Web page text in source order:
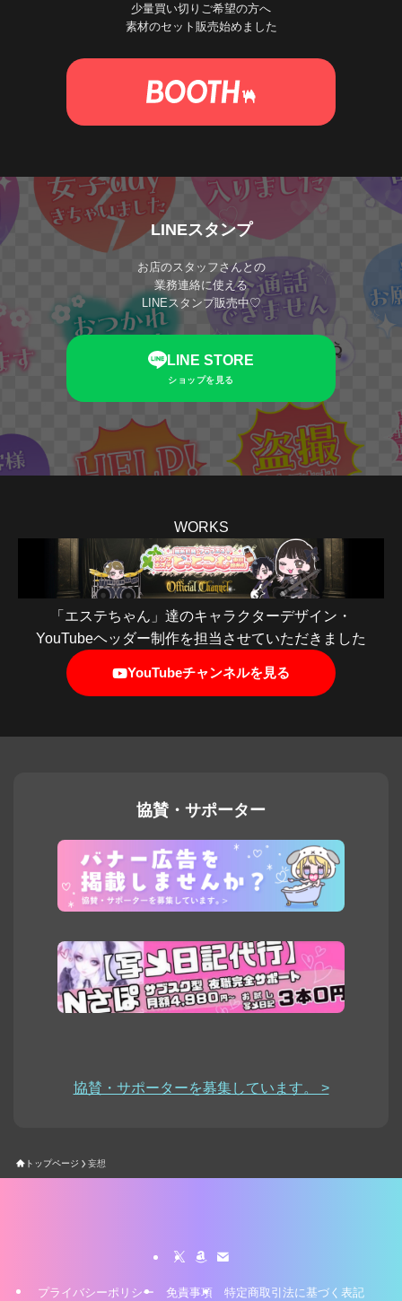
少量買い切りご希望の方へ
素材のセット販売始めました
LINEスタンプ
お店のスタッフさんとの
業務連絡に使える
LINEスタンプ販売中♡
LINE STORE
ショップを見る
WORKS
「エステちゃん」達のキャラクターデザイン・
YouTubeヘッダー制作を担当させていただきました
YouTubeチャンネルを見る
協賛・サポーター
協賛・サポーターを募集しています。 >
トップページ 妄想
プライバシーポリシー 免責事項 特定商取引法に基づく表記